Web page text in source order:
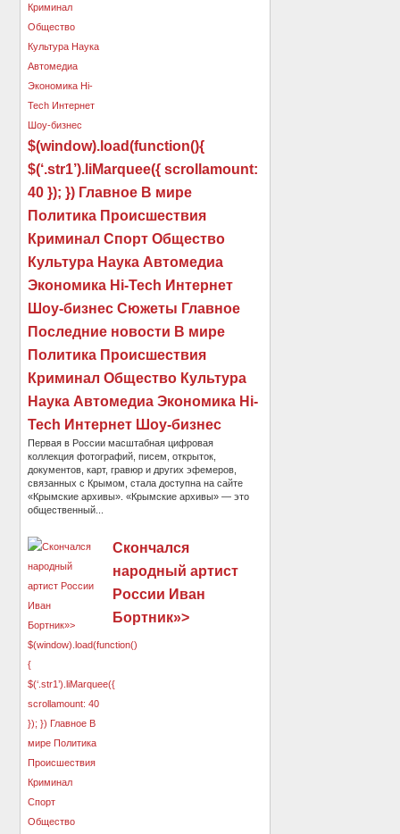
$(window).load(function(){
$(‘.str1’).liMarquee({ scrollamount:
40 }); }) Главное В мире
Политика Происшествия
Криминал Спорт Общество
Культура Наука Автомедиа
Экономика Hi-Tech Интернет
Шоу-бизнес Сюжеты Главное
Последние новости В мире
Политика Происшествия
Криминал Общество Культура
Наука Автомедиа Экономика Hi-
Tech Интернет Шоу-бизнес
Первая в России масштабная цифровая
коллекция фотографий, писем, открыток,
документов, карт, гравюр и других эфемеров,
связанных с Крымом, стала доступна на сайте
«Крымские архивы». «Крымские архивы» — это
общественный...
Скончался
народный артист
России Иван
Бортник»>